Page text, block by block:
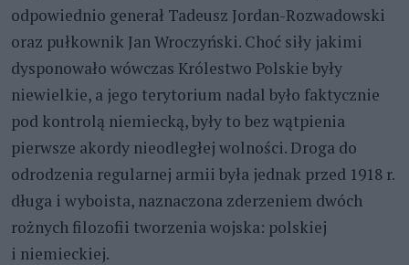
odpowiednio generał Tadeusz Jordan-Rozwadowski
oraz pułkownik Jan Wroczyński. Choć siły jakimi
dysponowało wówczas Królestwo Polskie były
niewielkie, a jego terytorium nadal było faktycznie
pod kontrolą niemiecką, były to bez wątpienia
pierwsze akordy nieodległej wolności. Droga do
odrodzenia regularnej armii była jednak przed 1918 r.
długa i wyboista, naznaczona zderzeniem dwóch
rożnych filozofii tworzenia wojska: polskiej
i niemieckiej.